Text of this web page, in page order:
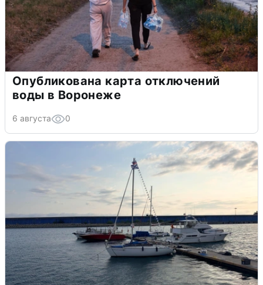
Опубликована карта отключений
воды в Воронеже
6 августа 0